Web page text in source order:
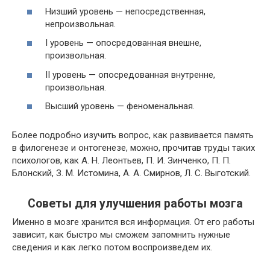
Низший уровень — непосредственная,
непроизвольная.
I уровень — опосредованная внешне,
произвольная.
II уровень — опосредованная внутренне,
произвольная.
Высший уровень — феноменальная.
Более подробно изучить вопрос, как развивается память
в филогенезе и онтогенезе, можно, прочитав труды таких
психологов, как А. Н. Леонтьев, П. И. Зинченко, П. П.
Блонский, З. М. Истомина, А. А. Смирнов, Л. С. Выготский.
Советы для улучшения работы мозга
Именно в мозге хранится вся информация. От его работы
зависит, как быстро мы сможем запомнить нужные
сведения и как легко потом воспроизведем их.